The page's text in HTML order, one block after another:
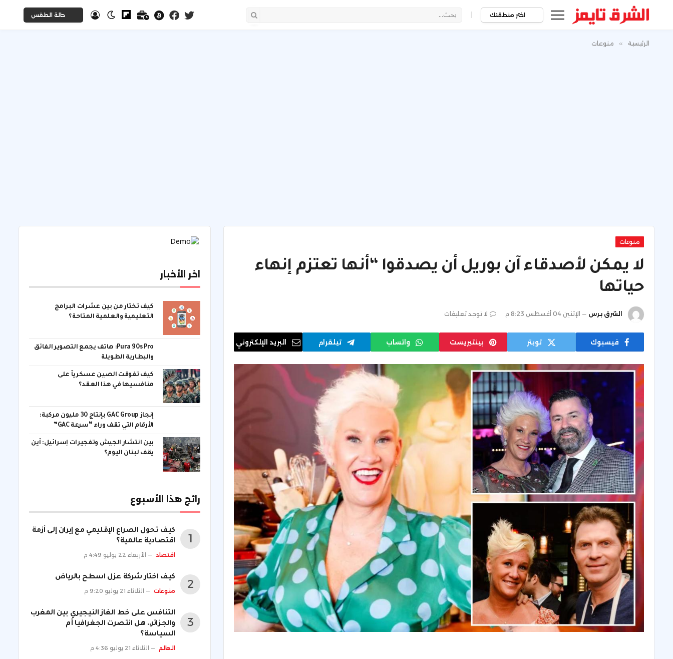
اختر منطقتك | حالة الطقس
الرئيسية » منوعات
منوعات
لا يمكن لأصدقاء آن بوريل أن يصدقوا “أنها تعتزم إنهاء
حياتها
الشرق برس الإثنين 04 أغسطس 8:23 م لا توجد تعليقات
فيسبوك تويتر بينتيريست واتساب تيلقرام البريد الإلكتروني
اخر الأخبار
كيف تختار من بين عشرات البرامج
التعليمية والعلمية المتاحة؟
Pura 90s Pro: هاتف يجمع التصوير الفائق
والبطارية الطويلة
كيف تفوقت الصين عسكرياً على
منافسيها في هذا العقد؟
إنجاز GAC Group بإنتاج 30 مليون مركبة:
الأرقام التي تقف وراء “سرعة GAC”
بين انتشار الجيش وتفجيرات إسرائيل: أين
يقف لبنان اليوم؟
رائج هذا الأسبوع
كيف تحول الصراع الإقليمي مع إيران إلى أزمة
اقتصادية عالمية؟
اقتصاد الأربعاء 22 يوليو 4:49 م
كيف اختار شركة عزل اسطح بالرياض
منوعات الثلاثاء 21 يوليو 9:20 م
التنافس على خط الغاز النيجيري بين المغرب
والجزائر.. هل انتصرت الجغرافيا أم
السياسة؟
العالم الثلاثاء 21 يوليو 4:36 م